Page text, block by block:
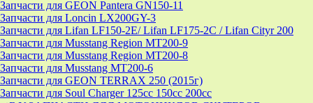
Запчасти для GEON Pantera GN150-11
Запчасти для Loncin LX200GY-3
Запчасти для Lifan LF150-2E/ Lifan LF175-2C / Lifan Cityr 200
Запчасти для Musstang Region MT200-9
Запчасти для Musstang Region MT200-8
Запчасти для Musstang MT200-6
Запчасти для GEON TERRAX 250 (2015г)
Запчасти для Soul Charger 125сс 150cc 200сс